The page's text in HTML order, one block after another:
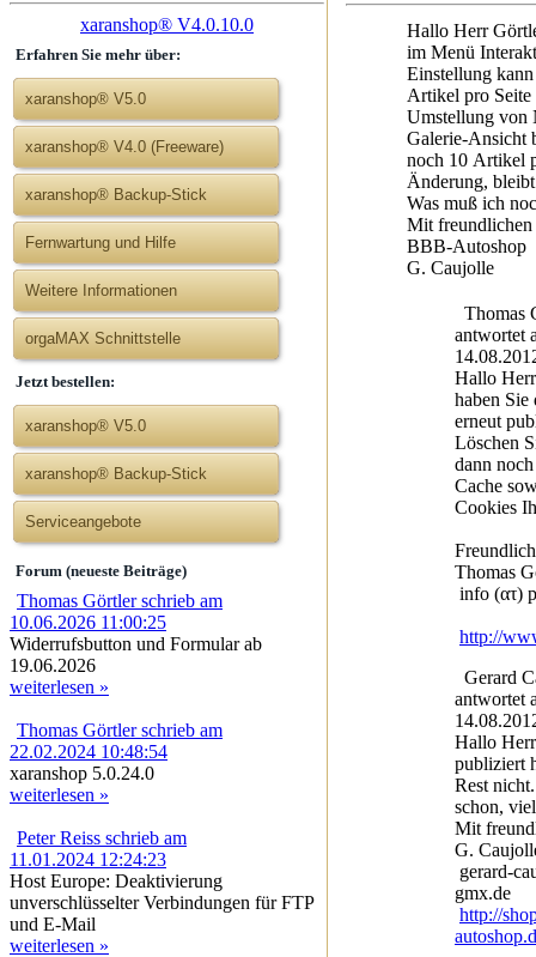
xaranshop® V4.0.10.0
Erfahren Sie mehr über:
xaranshop® V5.0
xaranshop® V4.0 (Freeware)
xaranshop® Backup-Stick
Fernwartung und Hilfe
Weitere Informationen
orgaMAX Schnittstelle
Jetzt bestellen:
xaranshop® V5.0
xaranshop® Backup-Stick
Serviceangebote
Forum (neueste Beiträge)
Thomas Görtler schrieb am
10.06.2026 11:00:25
Widerrufsbutton und Formular ab
19.06.2026
weiterlesen »
Thomas Görtler schrieb am
22.02.2024 10:48:54
xaranshop 5.0.24.0
weiterlesen »
Peter Reiss schrieb am
11.01.2024 12:24:23
Host Europe: Deaktivierung
unverschlüsselter Verbindungen für FTP
und E-Mail
weiterlesen »
Hallo Herr
im Menü
Einstellung
Artikel pro Seite
Umstellung von
Galerie-Ansicht
noch 10 Artikel
Änderung,
Was muß ich
Mit freundlichen
BBB-Autoshop
G. Caujolle
Thomas
antwortet
Hallo
haben Sie
erneut
Löschen
dann
Cache
Cookies
Thomas
info (ατ)
http://
Gerard
antwortet
Hallo
publiziert
Rest
schon,
Mit
G.
gerard-
gmx.de
http://